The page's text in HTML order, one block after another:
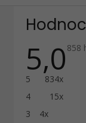
5,0 858
5
834x
4
15x
3
4x